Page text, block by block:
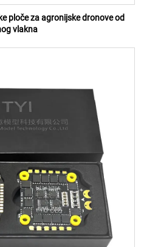
ploče za agronijske dronove od
vlakna